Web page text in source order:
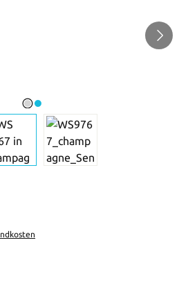
gewünschten Wert ein oder benutze die